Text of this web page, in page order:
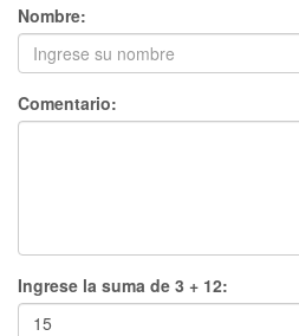
Nombre:
Comentario:
Ingrese la suma de 3 + 12: